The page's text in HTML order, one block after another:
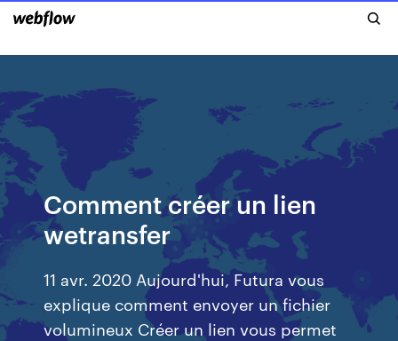
Comment créer un lien
wetransfer
11 avr. 2020 Aujourd'hui, Futura vous
explique comment envoyer un fichier
volumineux Créer un lien vous permet